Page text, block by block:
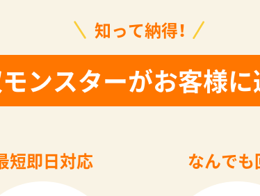
知って納得！
ンスターがお客様
短即日対応 なんでも